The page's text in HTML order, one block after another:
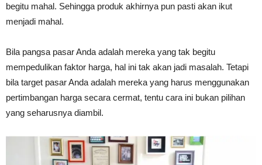
begitu mahal. Sehingga produk akhirnya pun pasti akan ikut
menjadi mahal.
Bila pangsa pasar Anda adalah mereka yang tak begitu
mempedulikan faktor harga, hal ini tak akan jadi masalah. Tetapi
bila target pasar Anda adalah mereka yang harus menggunakan
pertimbangan harga secara cermat, tentu cara ini bukan pilihan
yang seharusnya diambil.